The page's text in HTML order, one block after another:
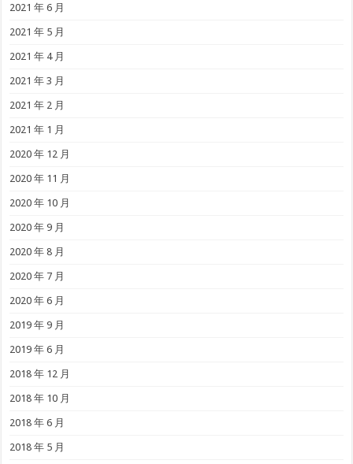
2021 年 6 月
2021 年 5 月
2021 年 4 月
2021 年 3 月
2021 年 2 月
2021 年 1 月
2020 年 12 月
2020 年 11 月
2020 年 10 月
2020 年 9 月
2020 年 8 月
2020 年 7 月
2020 年 6 月
2019 年 9 月
2019 年 6 月
2018 年 12 月
2018 年 10 月
2018 年 6 月
2018 年 5 月